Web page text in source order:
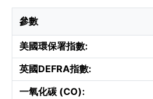
參數
美國環保署指數:
英國DEFRA指數:
一氧化碳 (CO):